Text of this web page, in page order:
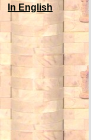
In English